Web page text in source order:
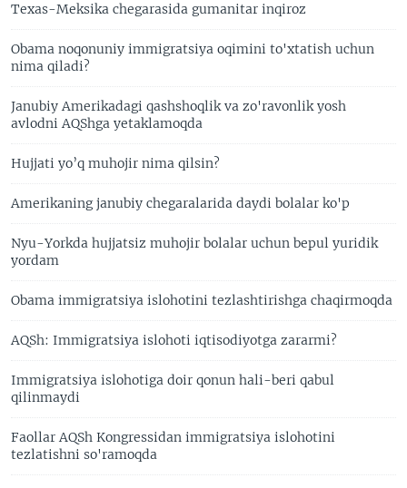
Texas-Meksika chegarasida gumanitar inqiroz
Obama noqonuniy immigratsiya oqimini to'xtatish uchun
nima qiladi?
Janubiy Amerikadagi qashshoqlik va zo'ravonlik yosh
avlodni AQShga yetaklamoqda
Hujjati yo’q muhojir nima qilsin?
Amerikaning janubiy chegaralarida daydi bolalar ko'p
Nyu-Yorkda hujjatsiz muhojir bolalar uchun bepul yuridik
yordam
Obama immigratsiya islohotini tezlashtirishga chaqirmoqda
AQSh: Immigratsiya islohoti iqtisodiyotga zararmi?
Immigratsiya islohotiga doir qonun hali-beri qabul
qilinmaydi
Faollar AQSh Kongressidan immigratsiya islohotini
tezlatishni so'ramoqda